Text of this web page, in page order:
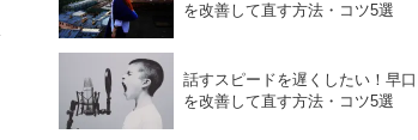
を改善して直す方法・コツ5選
話すスピードを遅くしたい！早口
を改善して直す方法・コツ5選